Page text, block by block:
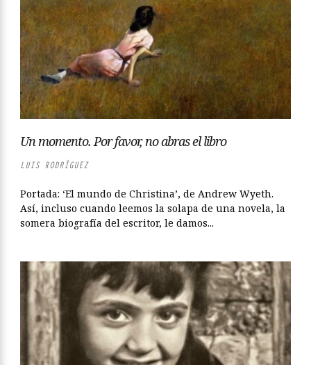
Un momento. Por favor, no abras el libro
LUIS RODRÍGUEZ
Portada: ‘El mundo de Christina’, de Andrew Wyeth.
Así, incluso cuando leemos la solapa de una novela, la
somera biografía del escritor, le damos...